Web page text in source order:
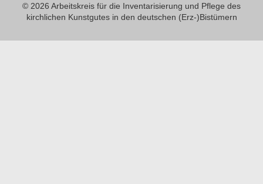
© 2026 Arbeitskreis für die Inventarisierung und Pflege des
kirchlichen Kunstgutes in den deutschen (Erz-)Bistümern